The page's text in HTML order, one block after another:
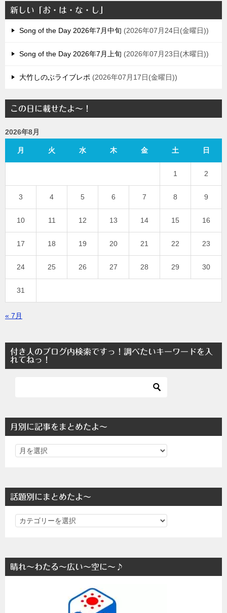
新しい「お・は・な・し」
Song of the Day 2026年7月中旬 2026年07月24日(金曜日)
Song of the Day 2026年7月上旬 2026年07月23日(木曜日)
大竹しのぶライブレポ 2026年07月17日(金曜日)
この日に載せたよ～！
2026年8月
月 火 水 木 金 土 日
1 2
3 4 5 6 7 8 9
10 11 12 13 14 15 16
17 18 19 20 21 22 23
24 25 26 27 28 29 30
31
« 7月
付き人のブログ内検索ですっ！調べたいキーワードを入
れてねっ！
月別に記事をまとめたよ～
話題別にまとめたよ～
話
に
ま
晴れ～わたる～広い～空に～♪